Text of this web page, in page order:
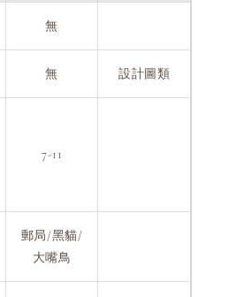
無
無 設計圖類
7-11
郵局/黑貓/
大嘴鳥